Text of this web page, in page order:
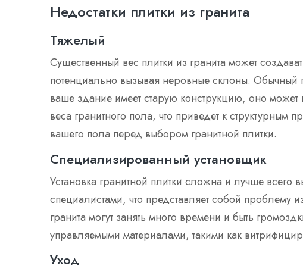
Недостатки плитки из гранита
Тяжелый
Существенный вес плитки из гранита может
потенциально вызывая неровные склоны. Обычный
ваше здание имеет старую конструкцию, оно
веса гранитного пола, что приведет к структурным
вашего пола перед выбором гранитной плитки.
Специализированный установщик
Установка гранитной плитки сложна и лучше
специалистами, что представляет собой проблему
гранита могут занять много времени и быть
управляемыми материалами, такими как
Уход